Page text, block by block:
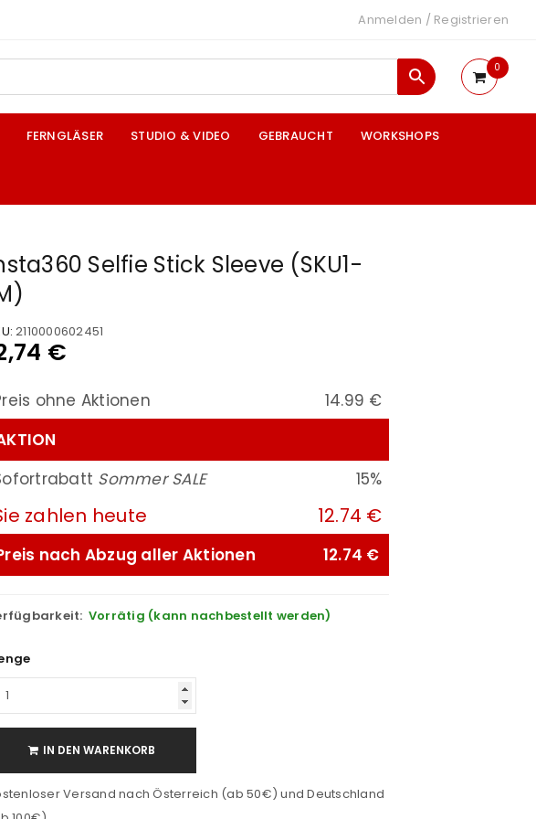
Anmelden / Registrieren
0
FERNGLÄSER STUDIO & VIDEO GEBRAUCHT WORKSHOPS
Selfie Stick Sleeve (SKU1-
2110000602451
€
ohne Aktionen
14.99 €
Sommer SALE 15%
zahlen heute 12.74 €
nach Abzug aller Aktionen 12.74 €
Vorrätig (kann nachbestellt werden)
IN DEN WARENKORB
Versand nach Österreich (ab 50€) und Deutschland